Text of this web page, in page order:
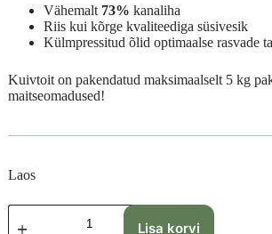
Vähemalt 73% kanaliha
Riis kui kõrge kvaliteediga süsivesik
Külmpressitud õlid optimaalse rasvade
Kuivtoit on pakendatud maksimaalselt 5 kg
maitseomadused!
Laos
Platinum
Puppy
Lisa korvi